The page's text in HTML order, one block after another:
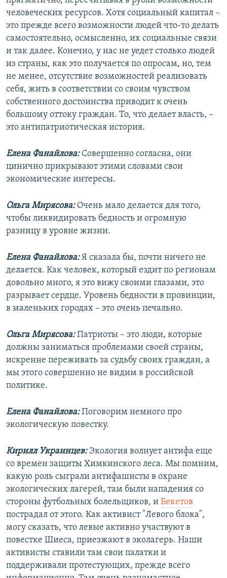
человеческих ресурсов. Хотя социальный капитал –
это прежде всего возможности людей что-то делать
самостоятельно, осмысленно, их социальные связи
и так далее. Конечно, у нас не уедет столько людей
из страны, как это получается по опросам, но, тем
не менее, отсутствие возможностей реализовать
себя, жить в соответствии со своим чувством
собственного достоинства приводит к очень
большому оттоку граждан. То, что делает власть, –
это антипатриотическая история.
Елена Фанайлова: Совершенно согласна, они
цинично прикрывают этими словами свои
экономические интересы.
Ольга Мирясова: Очень мало делается для того,
чтобы ликвидировать бедность и огромную
разницу в уровне жизни.
Елена Фанайлова:Я сказала бы, почти ничего не
делается. Как человек, который ездит по регионам
довольно много, я это вижу своими глазами, это
разрывает сердце. Уровень бедности в провинции,
в маленьких городах – это очень печально.
Ольга Мирясова:Патриоты – это люди, которые
должны заниматься проблемами своей страны,
искренне переживать за судьбу своих граждан, а
мы этого совершенно не видим в российской
политике.
Елена Фанайлова:Поговорим немного про
экологическую повестку.
Кирилл Украинцев:Экология волнует антифа еще
со времен защиты Химкинского леса. Мы помним,
какую роль сыграли антифашисты в охране
экологических лагерей, там были нападения со
стороны футбольных болельщиков, и Бекетов
пострадал от этого. Как активист "Левого блока",
могу сказать, что левые активно участвуют в
повестке Шиеса, приезжают в эколагерь. Наши
активисты ставили там свои палатки и
поддерживали протестующих, прежде всего